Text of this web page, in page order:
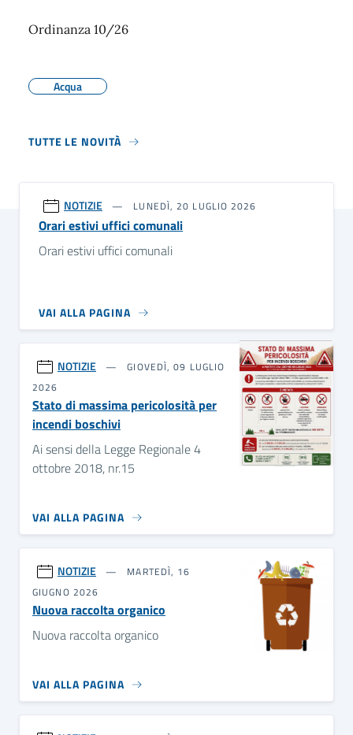
Ordinanza 10/26
Acqua
TUTTE LE NOVITÀ
NOTIZIE LUNEDÌ, 20 LUGLIO 2026
Orari estivi uffici comunali
Orari estivi uffici comunali
VAI ALLA PAGINA
NOTIZIE
GIOVEDÌ, 09 LUGLIO
2026
Stato di massima pericolosità per
incendi boschivi
Ai sensi della Legge Regionale 4
ottobre 2018, nr.15
VAI ALLA PAGINA
NOTIZIE
MARTEDÌ, 16
GIUGNO 2026
Nuova raccolta organico
Nuova raccolta organico
VAI ALLA PAGINA